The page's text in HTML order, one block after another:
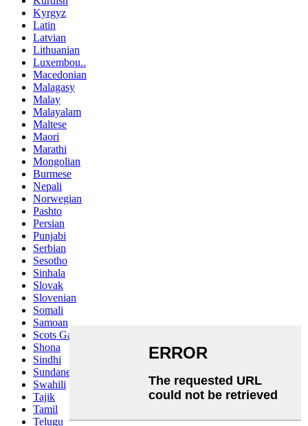
Kyrgyz
Latin
Latvian
Lithuanian
Luxembou..
Macedonian
Malagasy
Malay
Malayalam
Maltese
Maori
Marathi
Mongolian
Burmese
Nepali
Norwegian
Pashto
Persian
Punjabi
Serbian
Sesotho
Sinhala
Slovak
Slovenian
Somali
Samoan
Scots Gaelic
Shona
Sindhi
Sundanese
Swahili
Tajik
Tamil
Telugu